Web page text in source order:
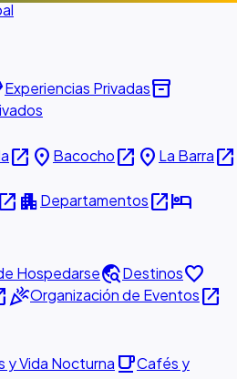
Experiencias Privadasinventory_2
open_in_new place Bacochoopen_in_new place La Barraopen_in_new
open_in_new apartmentDepartamentosopen_in_newhotel
Hospedarsetravel_exploreDestinosfavorite
celebrationOrganización de Eventosopen_in_new
y Vida Nocturna local_cafeCafés y